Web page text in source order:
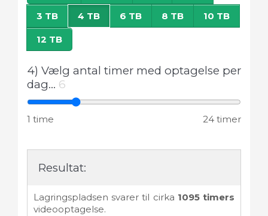
3 TB 4 TB 6 TB 8 TB 10 TB
12 TB
4) Vælg antal timer med optagelse per
dag... 6
1 time 24 timer
Resultat:
Lagringspladsen svarer til cirka 1095timers
videooptagelse.